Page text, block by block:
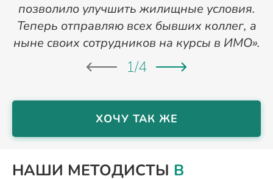
позволило улучшить жилищные условия.
Теперь отправляю всех бывших коллег, а
ныне своих сотрудников на курсы в ИМО».
1/4
ХОЧУ ТАК ЖЕ
НАШИ МЕТОДИСТЫ В